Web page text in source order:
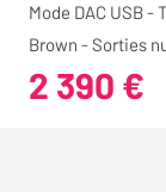
Mode DAC USB -
Brown - Sorties
2 390 €